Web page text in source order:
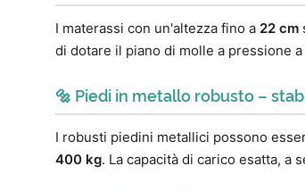
I materassi con un'altezza fino a 22 cm
di dotare il piano di molle a pressione
🔩 Piedi in metallo robusto –
I robusti piedini metallici possono
400 kg. La capacità di carico esatta, a